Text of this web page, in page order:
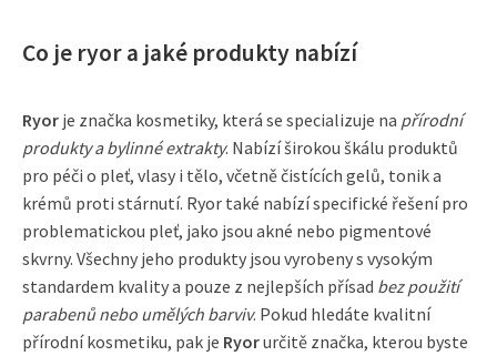
Co je ryor a jaké produkty nabízí
Ryor je značka kosmetiky, která se specializuje na přírodní
produkty a bylinné extrakty. Nabízí širokou škálu produktů
pro péči o pleť, vlasy i tělo, včetně čistících gelů, tonik a
krémů proti stárnutí. Ryor také nabízí specifické řešení pro
problematickou pleť, jako jsou akné nebo pigmentové
skvrny. Všechny jeho produkty jsou vyrobeny s vysokým
standardem kvality a pouze z nejlepších přísad bez použití
parabenů nebo umělých barviv. Pokud hledáte kvalitní
přírodní kosmetiku, pak je Ryorurčitě značka, kterou byste